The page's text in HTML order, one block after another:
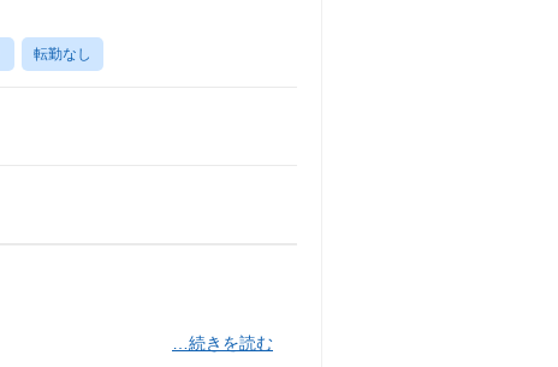
転勤なし
…続きを読む